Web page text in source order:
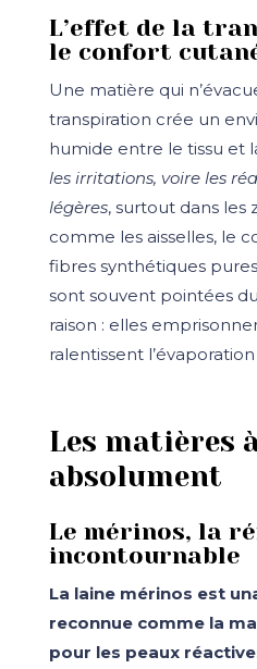
L’effet de la
le confort
Une matière qui
transpiration crée un
humide entre le tissu et
les irritations, voire les
légères, surtout dans
comme les aisselles, le
fibres synthétiques
sont souvent pointées
raison : elles
ralentissent
Les matières
absolument
Le mérinos, la
incontournable
La laine mérinos est
reconnue comme la
pour les peaux